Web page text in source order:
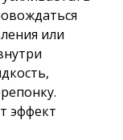
или
эффект